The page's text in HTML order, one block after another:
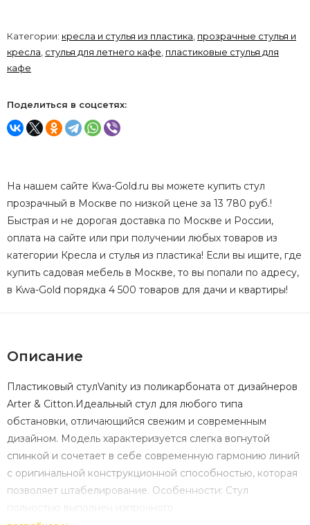
Категории: кресла и стулья из пластика, прозрачные стулья и
кресла, стулья для летнего кафе, пластиковые стулья для
кафе
Поделиться в соцсетях:
На нашем сайте Kwa-Gold.ru вы можете купить стул
прозрачный в Москве по низкой цене за 13 780 руб.!
Быстрая и не дорогая доставка по Москве и России,
оплата на сайте или при получении любых товаров из
категории Кресла и стулья из пластика! Если вы ищите, где
купить садовая мебель в Москве, то вы попали по адресу,
в Kwa-Gold порядка 4 500 товаров для дачи и квартиры!
Описание
Пластиковый стулVanity из поликарбоната от дизайнеров
Arter & Citton.Идеальный стул для любого типа
обстановки, отличающийся свежим и современным
дизайном. Модель характеризуется слегка вогнутой
спинкой и сочетает в себе cовременную гармонию линий
с оригинальной конструкционной способностью, которая
позволяет штабелирование. Особенности: Стул